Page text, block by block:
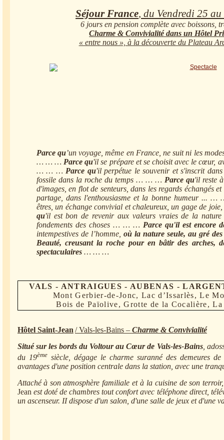
Séjour France, du Vendredi 25
6 jours en pension complète avec boissons,
Charme & Convivialité dans un Hôtel
« entre nous », à la découverte du Plateau
Parce qu’un voyage, même en France, ne suit ni les
… … … Parce qu'il se prépare et se choisit avec le cœur,
… … … Parce qu'il perpétue le souvenir et s'inscrit
fossile dans la roche du temps … … … Parce qu'il reste
d'images, en flot de senteurs, dans les regards échangés
partage, dans l'enthousiasme et la bonne humeur ...
êtres, un échange convivial et chaleureux, un gage de
qu'il est bon de revenir aux valeurs vraies de la
fondements des choses … … … Parce qu'il est encore
intempestives de l’homme, où la nature seule, au gré
Beauté, creusant la roche pour en bâtir des arches,
spectaculaires… … …
VALS - ANTRAIGUES - AUBENAS -
Mont Gerbier-de-Jonc, Lac d’Issarlès, Le
Bois de Païolive, Grotte de la Cocalière,
Hôtel Saint-Jean / Vals-les-Bains – Charme & Convivialité
Situé sur les bords du Voltour au Cœur de Vals-les-Bains,
du 19èmesiècle, dégage le charme suranné des demeures
avantages d'une position centrale dans la station, avec une
Attaché à son atmosphère familiale età la cuisine de son
Jeanest doté de chambres tout confort avec téléphone direct,
un ascenseur. II dispose d'un salon, d'une salle de jeux et d'une